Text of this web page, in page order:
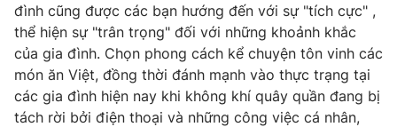
đình cũng được các bạn hướng đến với sự "tích cực" ,
thể hiện sự "trân trọng" đối với những khoảnh khắc
của gia đình. Chọn phong cách kể chuyện tôn vinh các
món ăn Việt, đồng thời đánh mạnh vào thực trạng tại
các gia đình hiện nay khi không khí quây quần đang bị
tách rời bởi điện thoại và những công việc cá nhân,